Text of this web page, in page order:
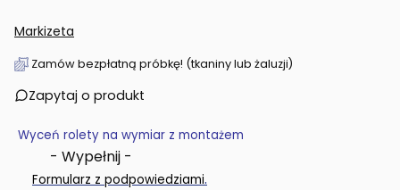
Markizeta
Zamów bezpłatną próbkę! (tkaniny lub żaluzji)
Zapytaj o produkt
Wyceń rolety na wymiar z montażem
- Wypełnij -
Formularz z podpowiedziami.